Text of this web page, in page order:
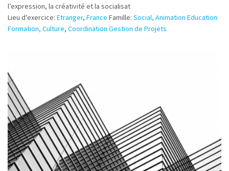
l’expression, la créativité et la socialisat
Lieu d'exercice: Etranger, France Famille: Social, Animation Education
Formation, Culture, Coordination Gestion de Projets